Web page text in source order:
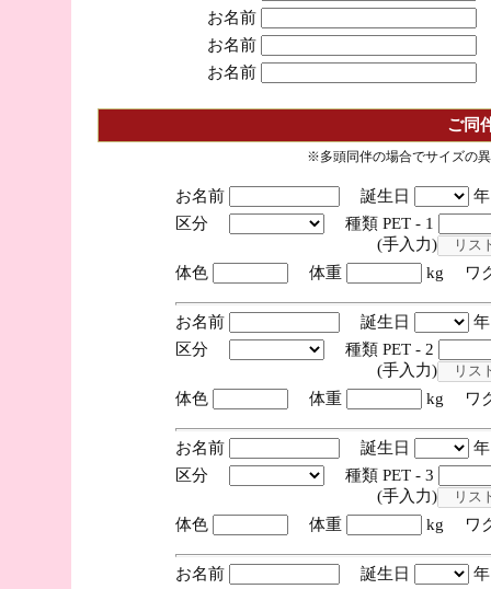
お名前
お名前
お名前
ご同
※多頭同伴の場合でサイズの
お名前 誕生日
区分
種類 PET - 1
(手入力)
体色
体重 kg ワ
お名前 誕生日
区分
種類 PET - 2
(手入力)
体色
体重 kg ワ
お名前 誕生日
区分
種類 PET - 3
(手入力)
体色
体重 kg ワ
お名前 誕生日